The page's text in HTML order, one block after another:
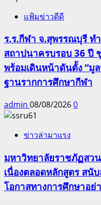
แฟ้มข่าวดีดี
ร.ร.กีฬา จ.สุพรรณบุรี
สถาปนาครบรอบ 36 ปี
พร้อมเดินหน้าดันตั้ง “มู
ฐานรากการศึกษากีฬา
admin 08/08/20260
ข่าวล่ามาแรง
มหาวิทยาลัยราชภัฏสว
เนื่องตลอดหลักสูตร สนั
โอกาสทางการศึกษาอย่